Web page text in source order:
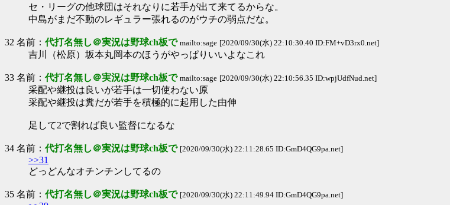
セ・リーグの他球団はそれなりに若手が出て来てるからな。
中島がまだ不動のレギュラー張れるのがウチの弱点だな。
32 名前： 代打名無し＠実況は野球ch板で mailto:sage [2020/09/30(水) 22:10:30.40 ID:FM+vD3rx0.net]
吉川（松原）坂本丸岡本のほうがやっぱりいいよなこれ
33 名前： 代打名無し＠実況は野球ch板で mailto:sage [2020/09/30(水) 22:10:56.35 ID:wpjUdfNud.net]
采配や継投は良いが若手は一切使わない原
采配や継投は糞だが若手を積極的に起用した由伸
足して2で割れば良い監督になるな
34 名前： 代打名無し＠実況は野球ch板で [2020/09/30(水) 22:11:28.65 ID:GmD4QG9pa.net]
>>31
どっどんなオチンチンしてるの
35 名前： 代打名無し＠実況は野球ch板で [2020/09/30(水) 22:11:49.94 ID:GmD4QG9pa.net]